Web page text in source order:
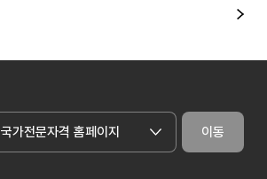
국가전문자격 홈페이지 이동